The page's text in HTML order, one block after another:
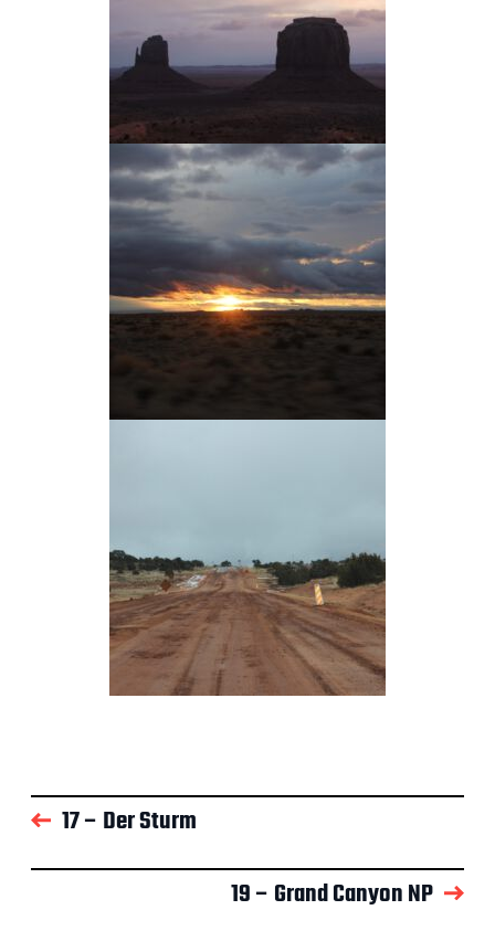
17 – Der Sturm
19 – Grand Canyon NP